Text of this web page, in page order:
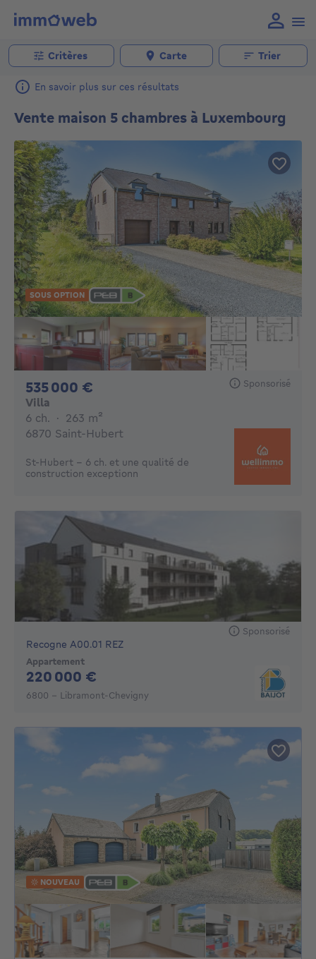
Critères Carte Trier
En savoir plus sur ces résultats
Vente maison 5 chambres à Luxembourg
SOUS OPTION
535 000 € Sponsorisé
Villa
6 ch. 6 chambres
· 263 m²
6870 Saint-Hubert
St-Hubert - 6 ch. et une qualité de
construction exceptionn
Sponsorisé
Recogne A00.01 REZ
Appartement
220 000 €
6800 - Libramont-Chevigny
NOUVEAU